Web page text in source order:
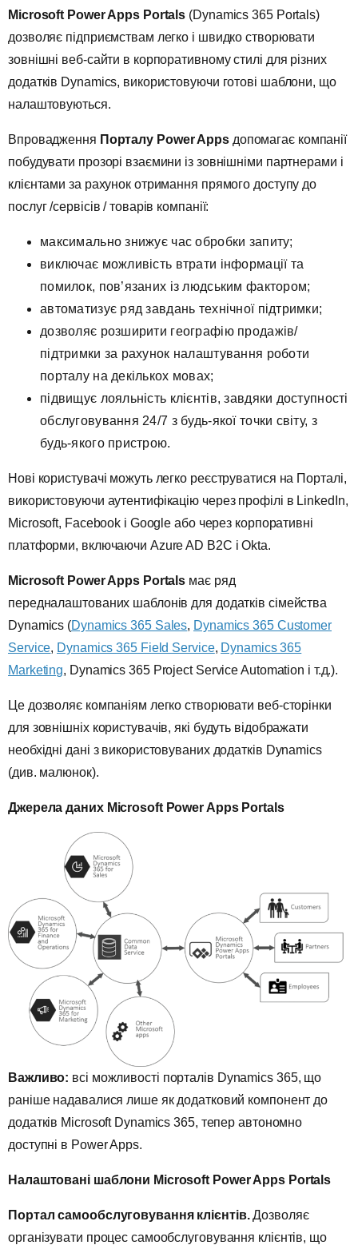
Microsoft Power Apps Portals (Dynamics 365 Portals)
дозволяє підприємствам легко і швидко створювати
зовнішні веб-сайти в корпоративному стилі для різних
додатків Dynamics, використовуючи готові шаблони, що
налаштовуються.
Впровадження Порталу Power Appsдопомагає компанії
побудувати прозорі взаємини із зовнішніми партнерами і
клієнтами за рахунок отримання прямого доступу до
послуг /сервісів / товарів компанії:
максимально знижує час обробки запиту;
виключає можливість втрати інформації та
помилок, пов’язаних із людським фактором;
автоматизує ряд завдань технічної підтримки;
дозволяє розширити географію продажів/
підтримки за рахунок налаштування роботи
порталу на декількох мовах;
підвищує лояльність клієнтів, завдяки доступності
обслуговування 24/7 з будь-якої точки світу, з
будь-якого пристрою.
Нові користувачі можуть легко реєструватися на Порталі,
використовуючи аутентифікацію через профілі в LinkedIn,
Microsoft, Facebook і Google або через корпоративні
платформи, включаючи Azure AD B2C і Okta.
Microsoft Power Apps Portals має ряд
передналаштованих шаблонів для додатків сімейства
Dynamics (Dynamics 365 Sales, Dynamics 365 Customer
Service, Dynamics 365 Field Service, Dynamics 365
Marketing, Dynamics 365 Project Service Automation і т.д.).
Це дозволяє компаніям легко створювати веб-сторінки
для зовнішніх користувачів, які будуть відображати
необхідні дані з використовуваних додатків Dynamics
(див. малюнок).
Джерела даних Microsoft Power Apps Portals
Важливо: всі можливості порталів Dynamics 365, що
раніше надавалися лише як додатковий компонент до
додатків Microsoft Dynamics 365, тепер автономно
доступні в Power Apps.
Налаштовані шаблони Microsoft Power Apps Portals
Портал самообслуговування клієнтів.Дозволяє
організувати процес самообслуговування клієнтів, що